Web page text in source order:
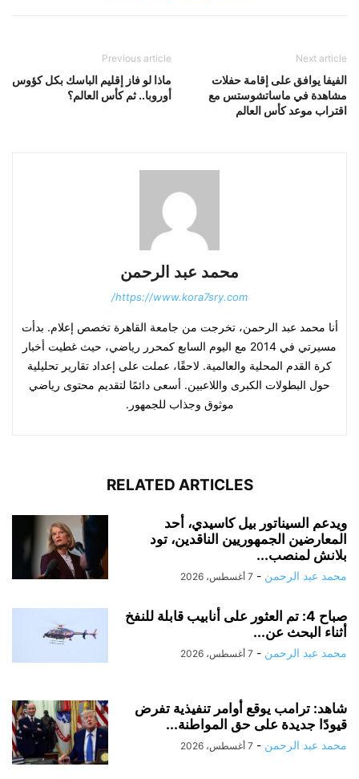
Previous article
ماذا لو فاز إقليم الباسك بكل كؤوس
أوروبا.. ثم كأس العالم؟
Next article
الفيفا يوافق على إقامة حفلات
مشاهدة في ماساتشوستس مع
اقتراب موعد كأس العالم
محمد عبد الرحمن
https://www.kora7sry.com/
أنا محمد عبد الرحمن، تخرجت من جامعة القاهرة تخصص إعلام. بدأت
مسيرتي في 2014 مع اليوم السابع كمحرر رياضي، حيث غطيت أخبار
كرة القدم المحلية والعالمية. لاحقًا، عملت على إعداد تقارير تحليلية
حول البطولات الكبرى واللاعبين. أسعى دائمًا لتقديم محتوى رياضي
موثوق وجذاب للجمهور.
RELATED ARTICLES
ويدعم السيناتور بيل كاسيدي، أحد
المعارضين الجمهوريين الناقدين، تود
بلانش لمنصب...
محمد عبد الرحمن - 7 أغسطس، 2026
صباح 4: تم العثور على أنابيب قابلة للنفخ
أثناء البحث عن...
محمد عبد الرحمن - 7 أغسطس، 2026
شاهد: ترامب يوقع أوامر تنفيذية تفرض
قيودًا جديدة على حق المواطنة...
محمد عبد الرحمن - 7 أغسطس، 2026